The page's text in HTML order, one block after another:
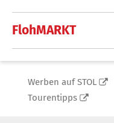
FlohMARKT
Werben auf STOL
Tourentipps